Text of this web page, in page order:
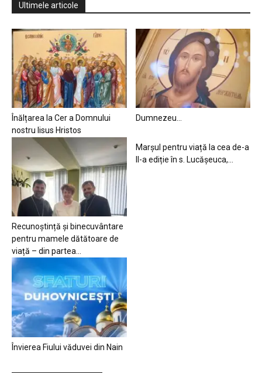
Ultimele articole
Înălțarea la Cer a Domnului
nostru Iisus Hristos
Dumnezeu…
Recunoștință și binecuvântare
pentru mamele dătătoare de
viață – din partea...
Marșul pentru viață la cea de-a
II-a ediție în s. Lucășeuca,...
Învierea Fiului văduvei din Nain